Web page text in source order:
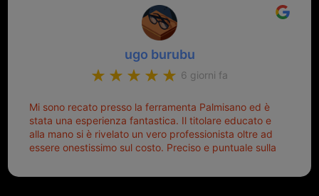
ugo burubu
6 giorni fa
Mi sono recato presso la ferramenta Palmisano ed è
stata una esperienza fantastica. Il titolare educato e
alla mano si è rivelato un vero professionista oltre ad
essere onestissimo sul costo. Preciso e puntuale sulla